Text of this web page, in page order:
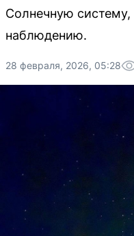
Солнечную
наблюдению.
28 февраля, 2026, 05:28